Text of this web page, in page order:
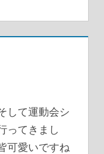
して運動会シ
ってきまし
可愛いですね